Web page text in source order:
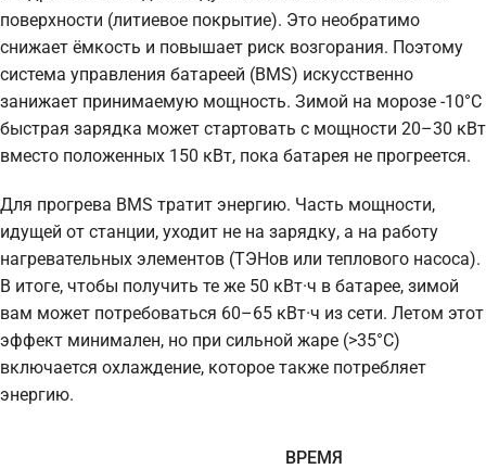
поверхности (литиевое покрытие). Это необратимо
снижает ёмкость и повышает риск возгорания. Поэтому
система управления батареей (BMS) искусственно
занижает принимаемую мощность. Зимой на морозе -10°C
быстрая зарядка может стартовать с мощности 20–30 кВт
вместо положенных 150 кВт, пока батарея не прогреется.
Для прогрева BMS тратит энергию. Часть мощности,
идущей от станции, уходит не на зарядку, а на работу
нагревательных элементов (ТЭНов или теплового насоса).
В итоге, чтобы получить те же 50 кВт·ч в батарее, зимой
вам может потребоваться 60–65 кВт·ч из сети. Летом этот
эффект минимален, но при сильной жаре (>35°C)
включается охлаждение, которое также потребляет
энергию.
ВРЕМЯ